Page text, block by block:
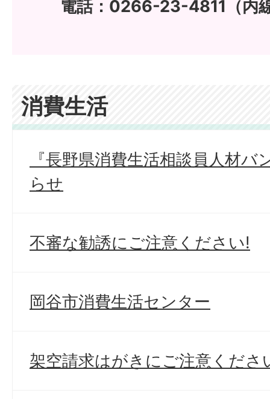
電話：0266-23-4811（内
消費生活
『長野県消費生活相談員人材
らせ
不審な勧誘にご注意ください!
岡谷市消費生活センター
架空請求はがきにご注意くださ